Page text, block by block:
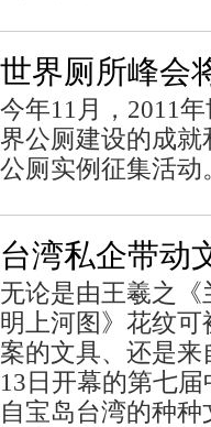
世界厕所峰会
今年11月，2011
界公厕建设的成
公厕实例征集活动
台湾私企带动
无论是由王羲之
明上河图》花纹
案的文具、还是
13日开幕的第七
自宝岛台湾的种